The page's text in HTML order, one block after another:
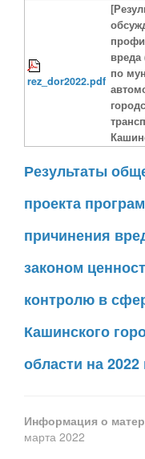
rez_dor2022.pdf
по
Результаты
проекта
причинения
законом
контролю в
Кашинского
области на 2022
Информация о
марта 2022